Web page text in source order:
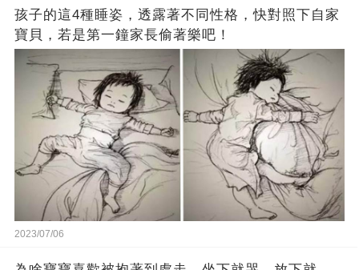
孩子的這4種睡姿，透露著不同性格，快對照下自家
寶貝，若是第一鐘家長偷著樂吧！
2023/07/06